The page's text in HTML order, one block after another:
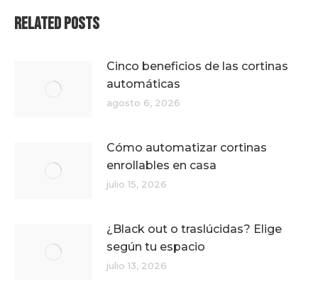
Related Posts
Cinco beneficios de las cortinas
automáticas
agosto 6, 2026
Cómo automatizar cortinas
enrollables en casa
julio 15, 2026
¿Black out o traslúcidas? Elige
según tu espacio
julio 13, 2026